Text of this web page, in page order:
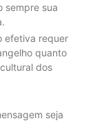
sempre sua
efetiva requer
quanto
dos
seja